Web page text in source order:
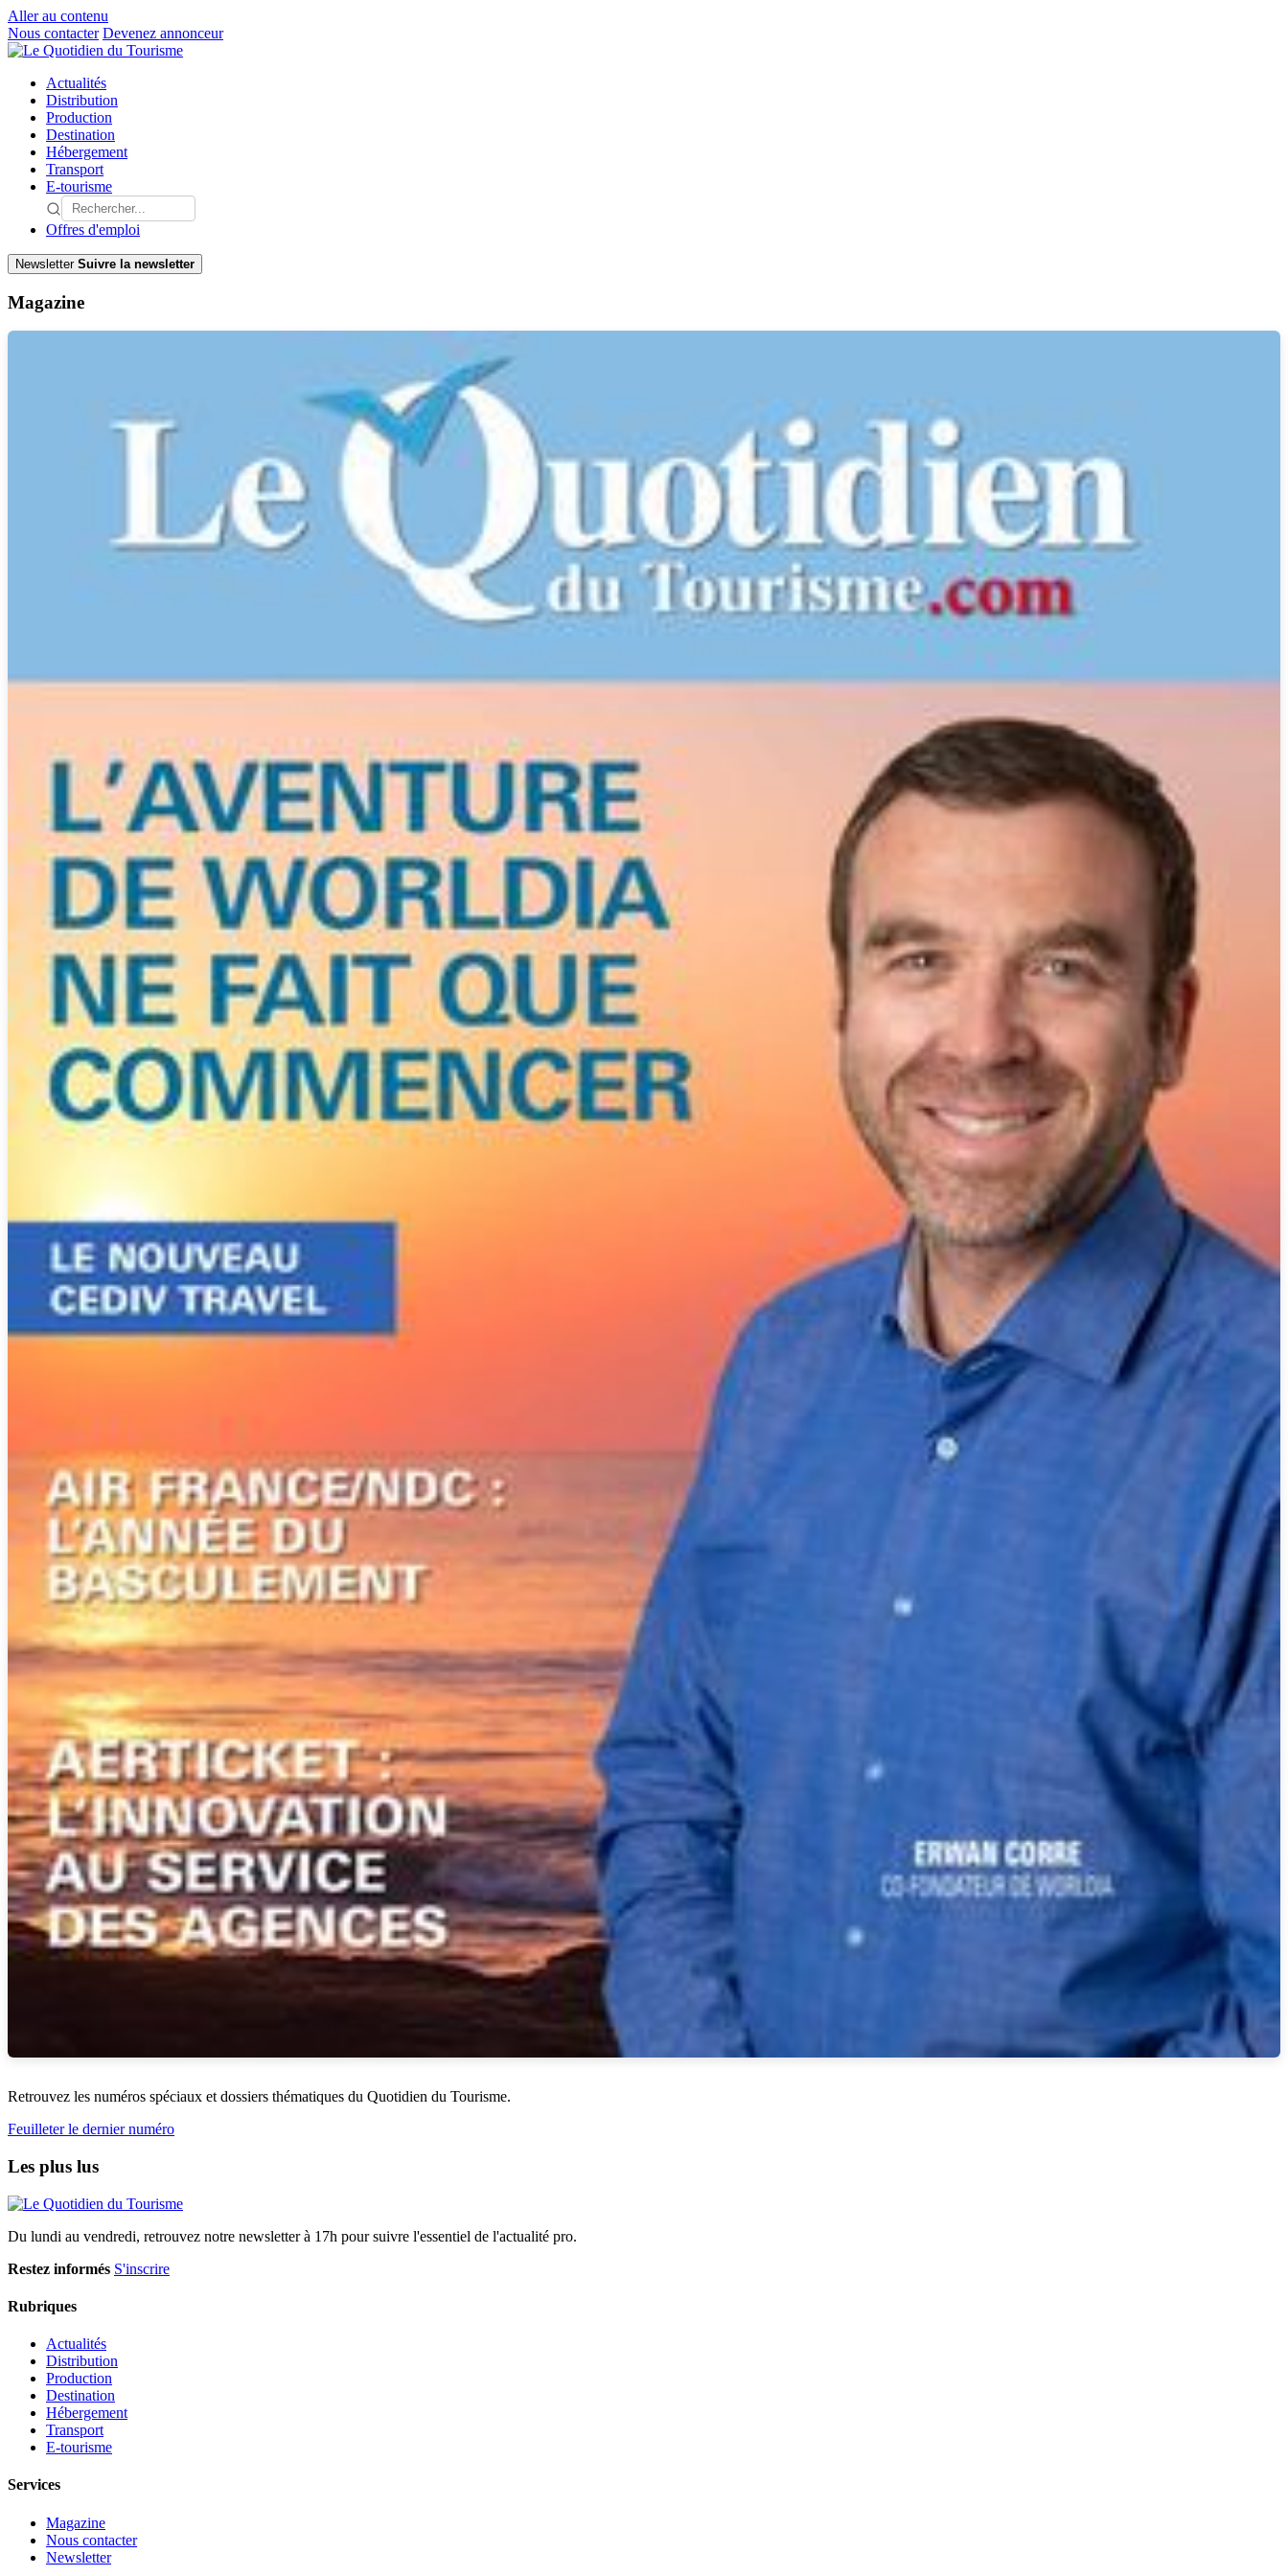
Aller au contenu
Nous contacter Devenez annonceur
Actualités
Distribution
Production
Destination
Hébergement
Transport
E-tourisme
Offres d'emploi
Newsletter Suivre la newsletter
Magazine
Retrouvez les numéros spéciaux et dossiers thématiques du Quotidien du Tourisme.
Feuilleter le dernier numéro
Les plus lus
Du lundi au vendredi, retrouvez notre newsletter à 17h pour suivre l'essentiel de l'actualité pro.
Restez informés S'inscrire
Rubriques
Actualités
Distribution
Production
Destination
Hébergement
Transport
E-tourisme
Services
Magazine
Nous contacter
Newsletter